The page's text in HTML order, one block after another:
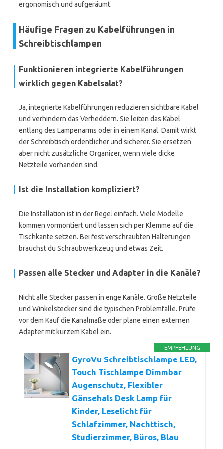
ergonomisch und aufgeräumt.
Häufige Fragen zu Kabelführungen in
Schreibtischlampen
Funktionieren integrierte Kabelführungen
wirklich gegen Kabelsalat?
Ja, integrierte Kabelführungen reduzieren sichtbare Kabel
und verhindern das Verheddern. Sie leiten das Kabel
entlang des Lampenarms oder in einem Kanal. Damit wirkt
der Schreibtisch ordentlicher und sicherer. Sie ersetzen
aber nicht zusätzliche Organizer, wenn viele dicke
Netzteile vorhanden sind.
Ist die Installation kompliziert?
Die Installation ist in der Regel einfach. Viele Modelle
kommen vormontiert und lassen sich per Klemme auf die
Tischkante setzen. Bei fest verschraubten Halterungen
brauchst du Schraubwerkzeug und etwas Zeit.
Passen alle Stecker und Adapter in die Kanäle?
Nicht alle Stecker passen in enge Kanäle. Große Netzteile
und Winkelstecker sind die typischen Problemfälle. Prüfe
vor dem Kauf die Kanalmaße oder plane einen externen
Adapter mit kurzem Kabel ein.
EMPFEHLUNG
GyroVu Schreibtischlampe LED,
Touch Tischlampe Dimmbar
Augenschutz, Flexibler
Gänsehals Desk Lamp für
Kinder, Leselicht für
Schlafzimmer, Nachttisch,
Studierzimmer, Büros, Blau